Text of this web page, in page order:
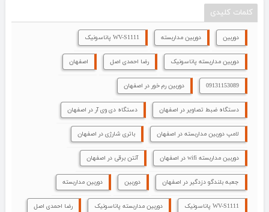
کلمات کلیدی
دوربین دوربین مداربسته WV-S1111 پاناسونیک
دوربین مداربسته پاناسونیک رضا احمدی اصل اصفهان
09131153089 دوربین رم خور در اصفهان
دستگاه ضبط تصاویر در اصفهان دستگاه دی وی آر در اصفهان
لامپ دوربین مداربسته در اصفهان باتری شارژی در اصفهان
دوربین مداربسته wifi در اصفهان آنتن برقی در اصفهان
جعبه بلندگو دزدگیر در اصفهان دوربین دوربین مداربسته
WV-S1111 پاناسونیک دوربین مداربسته پاناسونیک رضا احمدی اصل